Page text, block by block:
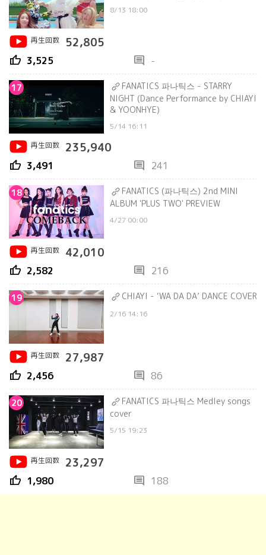
8/13 18:00
再生回数 52,805
thumb_up 3,525 comment -
17
FANATICS 파나틱스 - STARRY
NIGHT (Dance Performance by CHIAYI
& YOONHYE)
5/14 16:11
再生回数
235,940
thumb_up 3,491 comment 241
18
FANATICS (파나틱스) 2nd MINI
ALBUM 'PLUS TWO' PREVIEW
4/27 00:00
再生回数 42,010
thumb_up 2,582 comment 216
19 CHIAYI - ‘WA DA DA’ DANCE COVER
2/16 14:16
再生回数 27,987
thumb_up 2,456 comment 86
20
FANATICS 파나틱스 Medley songs
cover
5/15 19:23
再生回数 23,297
thumb_up 1,980 comment 188